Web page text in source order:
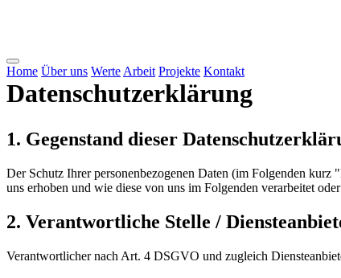
Home Über uns Werte Arbeit Projekte Kontakt
Datenschutzerklärung
1. Gegenstand dieser
Der Schutz Ihrer personenbezogenen Daten (im Folgenden
uns erhoben und wie diese von uns im Folgenden verarbeitet
2. Verantwortliche Stelle /
Verantwortlicher nach Art. 4 DSGVO und zugleich